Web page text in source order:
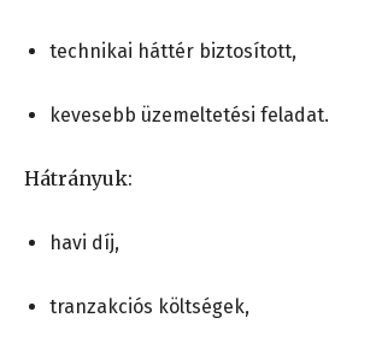
technikai háttér biztosított,
kevesebb üzemeltetési feladat.
Hátrányuk:
havi díj,
tranzakciós költségek,